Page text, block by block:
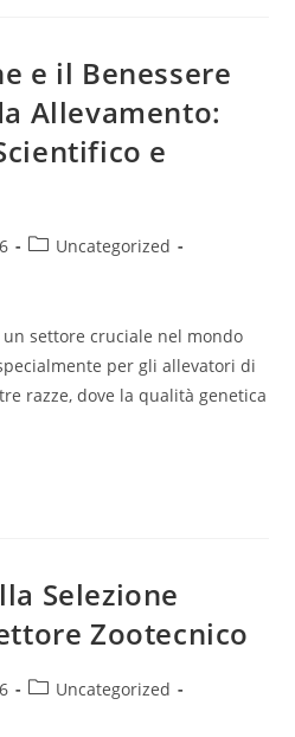
e il Benessere
Allevamento:
e
Uncategorized
settore cruciale nel mondo
per gli allevatori di
razze, dove la qualità genetica
Selezione
Zootecnico
Uncategorized